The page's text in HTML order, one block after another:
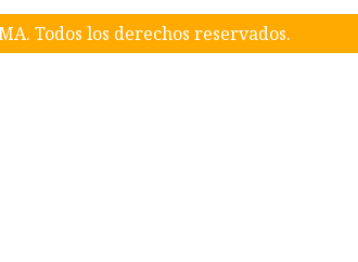
Todos los derechos reservados.